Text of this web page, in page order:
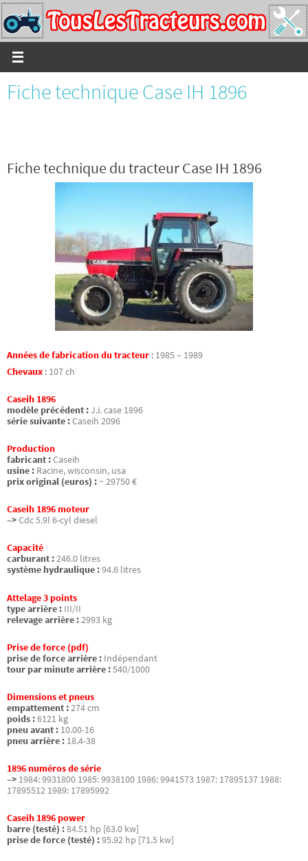
Passer
vers
le
contenu
Fiche technique Case IH 1896
Fiche technique du tracteur Case IH 1896
Années de fabrication du tracteur : 1985 – 1989
Chevaux : 107 ch
Caseih 1896
modèle précédent :J.i. case 1896
série suivante :Caseih 2096
Production
fabricant :Caseih
usine : Racine, wisconsin, usa
prix original (euros) : ~ 29750 €
Caseih 1896 moteur
–>Cdc 5.9l 6-cyl diesel
Capacité
carburant :246.0 litres
système hydraulique :94.6 litres
Attelage 3 points
type arrière : III/II
relevage arrière :2993 kg
Prise de force (pdf)
prise de force arrière : Indépendant
tour par minute arrière :540/1000
Dimensions et pneus
empattement :274 cm
poids :6121 kg
pneu avant : 10.00-16
pneu arrière : 18.4-38
1896 numéros de série
–> 1984: 9931800 1985: 9938100 1986: 9941573 1987: 17895137 1988:
17895512 1989: 17895992
Caseih 1896 power
barre (testé) :84.51 hp [63.0 kw]
prise de force (testé) :95.92 hp [71.5 kw]